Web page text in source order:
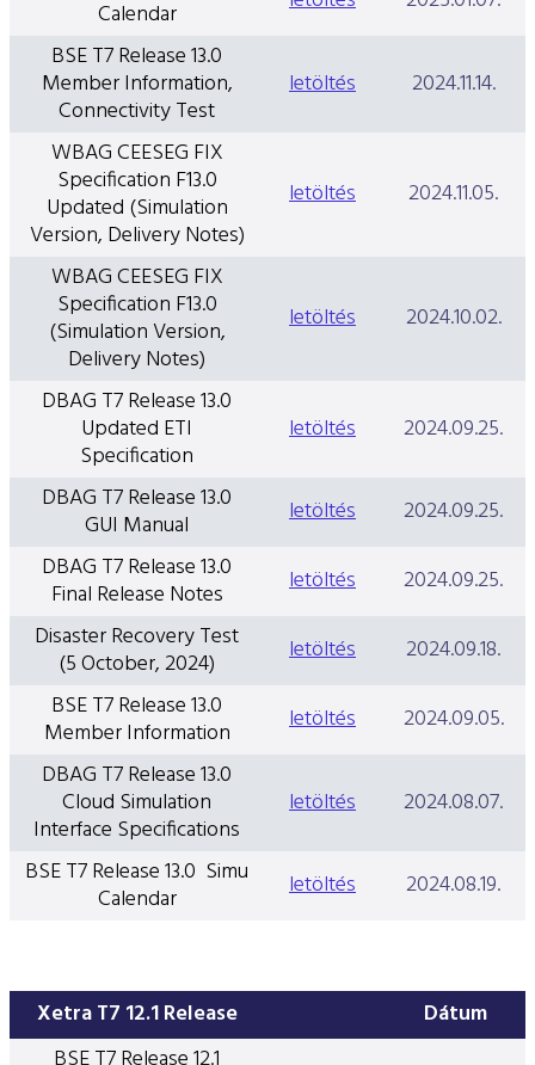
Calendar
BSE T7 Release 13.0
Member Information,
Connectivity Test
letöltés
2024.11.14.
WBAG CEESEG FIX
Specification F13.0
Updated (Simulation
Version, Delivery Notes)
letöltés 2024.11.05.
WBAG CEESEG FIX
Specification F13.0
(Simulation Version,
Delivery Notes)
letöltés 2024.10.02.
DBAG T7 Release 13.0
Updated ETI
Specification
letöltés
2024.09.25.
DBAG T7 Release 13.0
GUI Manual letöltés
2024.09.25.
DBAG T7 Release 13.0
Final Release Notes letöltés
2024.09.25.
Disaster Recovery Test
(5 October, 2024) letöltés
2024.09.18.
BSE T7 Release 13.0
Member Information letöltés
2024.09.05.
DBAG T7 Release 13.0
Cloud Simulation
Interface Specifications
letöltés
2024.08.07.
BSE T7 Release 13.0 Simu
Calendar letöltés 2024.08.19.
Xetra T7 12.1 Release
Dátum